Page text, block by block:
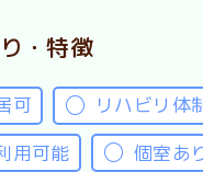
・特徴
可 リハビリ体
用可能
個室あ